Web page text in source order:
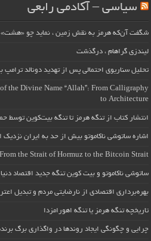
سیاسی – آکادمی رابعی
شگفت آن‌که هرمز به نقش زمین ، نماید چو «هشت»
لیندزی گراهام ، درگذشت
تحلیل سناریوی احتمالی پس از تهدید دونالد ترامپ
the Divine Name “Allah”: From Calligraphy
to Architecture
انتشار کتاب از تنگه هرمز تا تنگه بیت‌کوین توسط
اشاره ساتوشی ناکاموتو بیش از حد به ایران
From the Strait of Hormuz to the Bitcoin Strait
ساتوشی ناکاموتو و بیت کوین تنگه جدید اقتصاد دنیا
بهره‌برداری اقتصادی از نارضایتی مردم و تبدیل
تاریخچه تنگه هرمز یا تنگه اهورامزدا
چرایی و چگونگی ایجاد روندها در واگذاری برگ